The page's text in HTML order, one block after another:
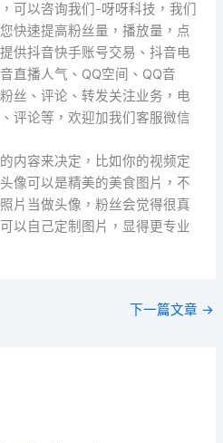
可以咨询我们-呀呀科技，我们
快速提高粉丝量，播放量，点
供抖音快手账号交易、抖音电
直播人气、QQ空间、QQ音
丝、评论、转发关注业务，电
评论等，欢迎加我们客服微信
内容来决定，比如你的视频定
像可以是精美的美食图片，不
片当做头像，粉丝会觉得很真
以自己定制图片，显得更专业
下一篇文章 →